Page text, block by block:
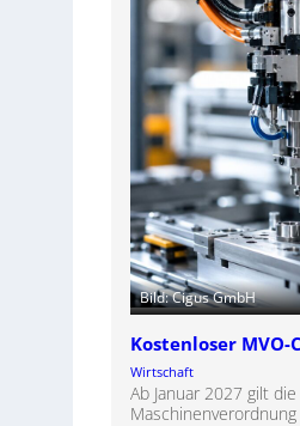
Bild: Cigus GmbH
Kostenloser MVO-
Wirtschaft
Ab Januar 2027 gilt
Maschinenverordnung